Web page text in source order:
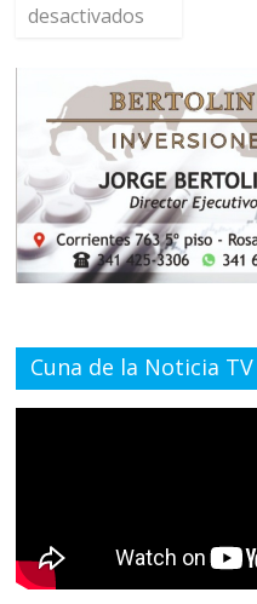
desactivados
Cuna de la Noticia TV